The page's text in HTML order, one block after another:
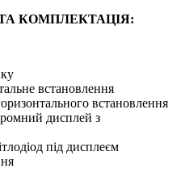
КОМПЛЕКТАЦІЯ:
встановлення
встановлення
дисплей з
під дисплеєм